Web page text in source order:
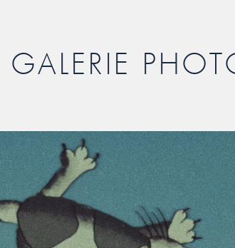
GALERIE